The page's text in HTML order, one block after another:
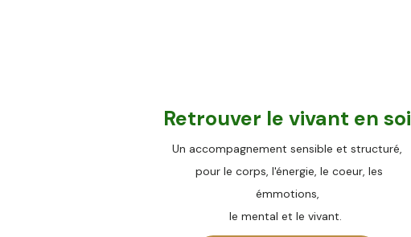
Retrouver le vivant en soi
Un accompagnement sensible et structuré,
pour le corps, l'énergie, le coeur, les
émmotions,
le mental et le vivant.